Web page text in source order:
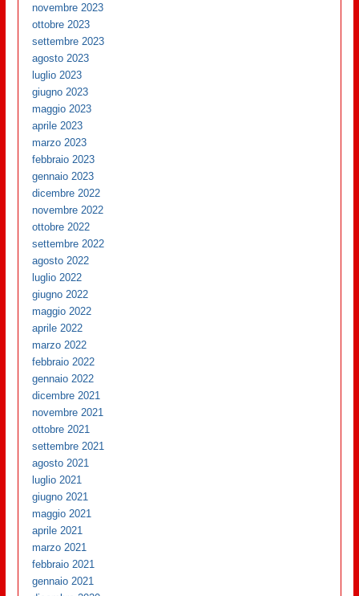
novembre 2023
ottobre 2023
settembre 2023
agosto 2023
luglio 2023
giugno 2023
maggio 2023
aprile 2023
marzo 2023
febbraio 2023
gennaio 2023
dicembre 2022
novembre 2022
ottobre 2022
settembre 2022
agosto 2022
luglio 2022
giugno 2022
maggio 2022
aprile 2022
marzo 2022
febbraio 2022
gennaio 2022
dicembre 2021
novembre 2021
ottobre 2021
settembre 2021
agosto 2021
luglio 2021
giugno 2021
maggio 2021
aprile 2021
marzo 2021
febbraio 2021
gennaio 2021